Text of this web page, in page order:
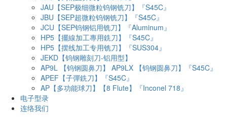
JAU【SEP极细微粒钨钢铣刀】『S45C』
JBU【SEP超微粒钨钢铣刀】『S45C』
JCU【SEP钨钢铝用铣刀】『Aluminum』
HP5【擺線加工專用銑刀】『S45C』
HP5【摆线加工专用铣刀】『SUS304』
JEKD【钨钢雕刻刀-铝用型】
AP9L 【钨钢圆鼻刀】 AP9LX 【钨钢圆鼻刀】『S45C』
APEF【子彈銑刀】『S45C』
AP【多功能球刀】【8 Flute】『Inconel 718』
电子型录
连络我们